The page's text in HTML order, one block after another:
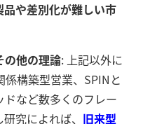
や差別化が難しい市
の他の理論: 上記以外に
構築型営業、SPINと
など数多くのフレー
究によれば、 旧来型